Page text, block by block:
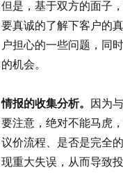
但是，基于双方的面子
要真诚的了解下客户的
户担心的一些问题，同
的机会。
情报的收集分析。 因为
要注意，绝对不能马虎
议价流程、是否是完全
现重大失误，从而导致投